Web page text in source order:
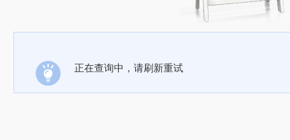
正在查询中，请刷新重试